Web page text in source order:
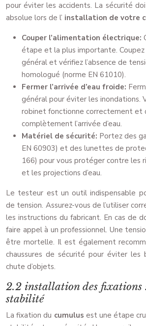
pour éviter les accidents. La sécurité
absolue lors de l’ installation de votre
Couper l’alimentation électrique:
étape et la plus importante.
général et vérifiez l’absence de
homologué (norme EN 61010).
Fermer l’arrivée d’eau froide:
général pour éviter les inondations.
robinet fonctionne correctement et
complètement l’arrivée d’eau.
Matériel de sécurité: Portez des
EN 60903) et des lunettes de
166) pour vous protéger contre les
et les projections d’eau.
Le testeur est un outil indispensable
de tension. Assurez-vous de l’utiliser
les instructions du fabricant. En cas de
faire appel à un professionnel. Une
être mortelle. Il est également
chaussures de sécurité pour éviter les
chute d’objets.
2.2 installation des fixations
stabilité
La fixation du cumulus est une étape